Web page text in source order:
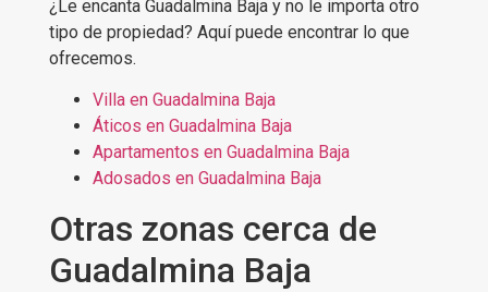
¿Le encanta Guadalmina Baja y no le importa otro
tipo de propiedad? Aquí puede encontrar lo que
ofrecemos.
Villa en Guadalmina Baja
Áticos en Guadalmina Baja
Apartamentos en Guadalmina Baja
Adosados en Guadalmina Baja
Otras zonas cerca de
Guadalmina Baja